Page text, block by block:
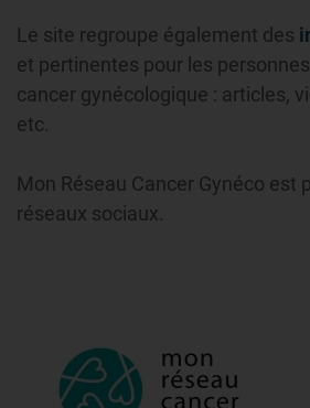
Le site regroupe également des
et pertinentes pour les
cancer gynécologique : articles,
etc.
Mon Réseau Cancer Gynéco est
réseaux sociaux.